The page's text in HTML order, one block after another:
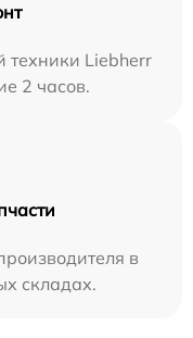
техники Liebherr
2 часов.
в
складах.